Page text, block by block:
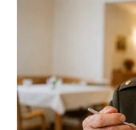
WN
LABUHANBATU
WN